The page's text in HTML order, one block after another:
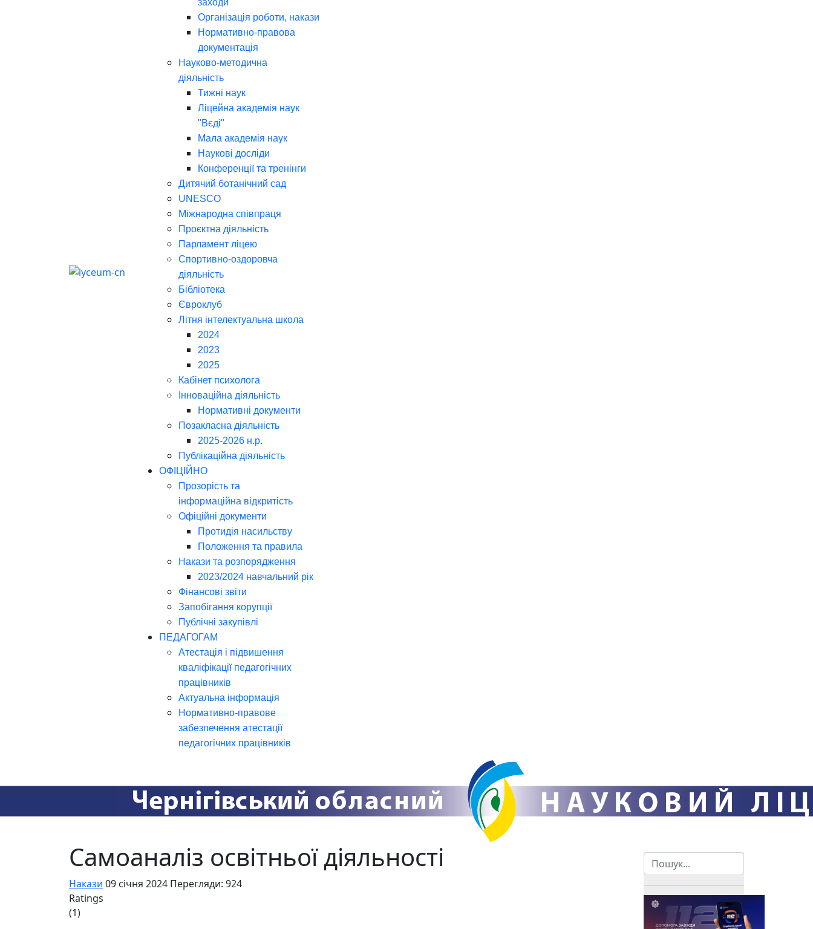
заходи
Організація роботи, накази
Нормативно-правова
документація
Науково-методична
діяльність
Тижні наук
Ліцейна академія наук
"Вєді"
Мала академія наук
Наукові досліди
Конференції та тренінги
Дитячий ботанічний сад
UNESCO
Міжнародна співпраця
Проєктна діяльність
Парламент ліцею
Спортивно-оздоровча
діяльність
Бібліотека
Євроклуб
Літня інтелектуальна школа
2024
2023
2025
Кабінет психолога
Інноваційна діяльність
Нормативні документи
Позакласна діяльність
2025-2026 н.р.
Публікаційна діяльність
ОФІЦІЙНО
Прозорість та
інформаційна відкритість
Офіційні документи
Протидія насильству
Положення та правила
Накази та розпорядження
2023/2024 навчальний рік
Фінансові звіти
Запобігання корупції
Публічні закупівлі
ПЕДАГОГАМ
Атестація і підвишення
кваліфікації педагогічних
працівників
Актуальна інформація
Нормативно-правове
забезпечення атестації
педагогічних працівників
Самоаналіз освітньої діяльності
Накази 09 січня 2024 Перегляди: 924
Ratings
(1)
Пошук